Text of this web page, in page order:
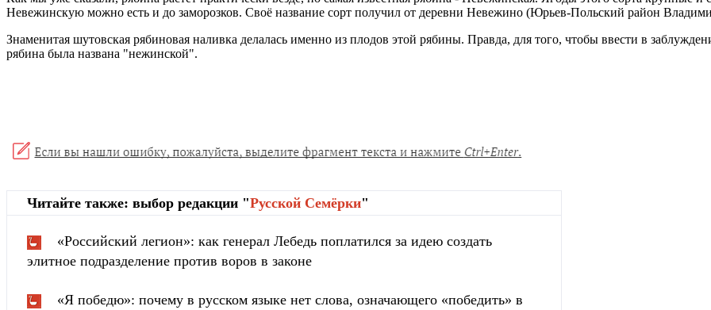
Невежинскую можно есть и до заморозков. Своё название сорт получил от деревни Невежино (Юрьев-Польский район
Знаменитая шутовская рябиновая наливка делалась именно из плодов этой рябины. Правда, для того, чтобы ввести в
рябина была названа "нежинской".
Читайте также: выбор редакции "Русской Cемёрки"
«Российский легион»: как генерал Лебедь поплатился за идею создать
элитное подразделение против воров в законе
«Я победю»: почему в русском языке нет слова, означающего «победить» в